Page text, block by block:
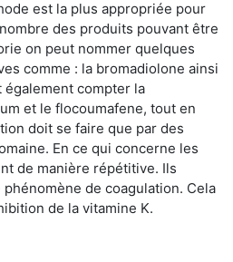
est la plus appropriée pour
des produits pouvant être
on peut nommer quelques
comme : la bromadiolone ainsi
également compter la
et le flocoumafene, tout en
doit se faire que par des
En ce qui concerne les
de manière répétitive. Ils
de coagulation. Cela
de la vitamine K.